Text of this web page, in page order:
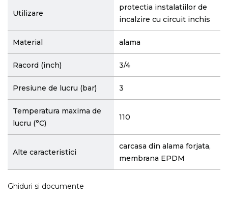
Utilizare
protectia instalatiilor de
incalzire cu circuit inchis
Material alama
Racord (inch) 3/4
Presiune de lucru (bar) 3
Temperatura maxima de
lucru (°C)
110
Alte caracteristici
carcasa din alama forjata,
membrana EPDM
Ghiduri si documente